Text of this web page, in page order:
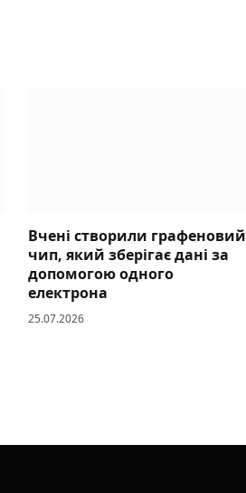
Вчені створили графеновий
чип, який зберігає дані за
допомогою одного
електрона
25.07.2026